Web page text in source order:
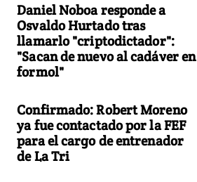
Daniel Noboa responde a
Osvaldo Hurtado tras
llamarlo "criptodictador":
"Sacan de nuevo al cadáver en
formol"
Confirmado: Robert Moreno
ya fue contactado por la FEF
para el cargo de entrenador
de La Tri